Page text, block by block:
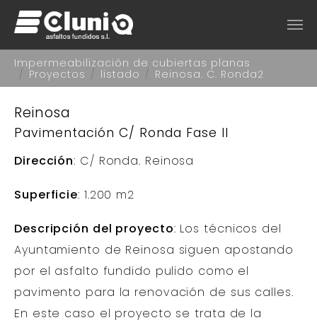
Estás aquí:
Impermeabilización de cubiertas planas
Proyectos
listado Reinosa. C. Ronda2
Reinosa
Pavimentación C/ Ronda Fase II
Dirección: C/ Ronda. Reinosa
Superficie: 1.200 m2
Descripción del proyecto: Los técnicos del
Ayuntamiento de Reinosa siguen apostando
por el asfalto fundido pulido como el
pavimento para la renovación de sus calles.
En este caso el proyecto se trata de la